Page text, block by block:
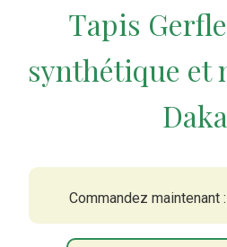
Tapis
synthétique et
Commandez maintenant :